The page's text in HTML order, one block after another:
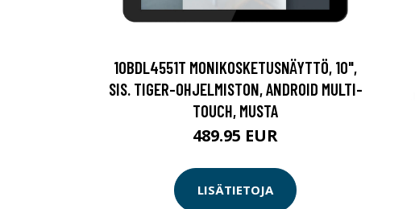
10BDL4551T MONIKOSKETUSNÄYTTÖ, 10",
SIS. TIGER-OHJELMISTON, ANDROID MULTI-
TOUCH, MUSTA
489.95 EUR
LISÄTIETOJA